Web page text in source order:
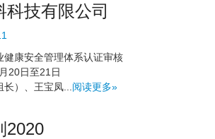
科技有限公司
健康安全管理体系认证审核
20日至21日
）、王宝凤... 阅读更多»
2020